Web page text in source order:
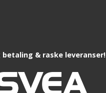
betaling & raske leveranser!